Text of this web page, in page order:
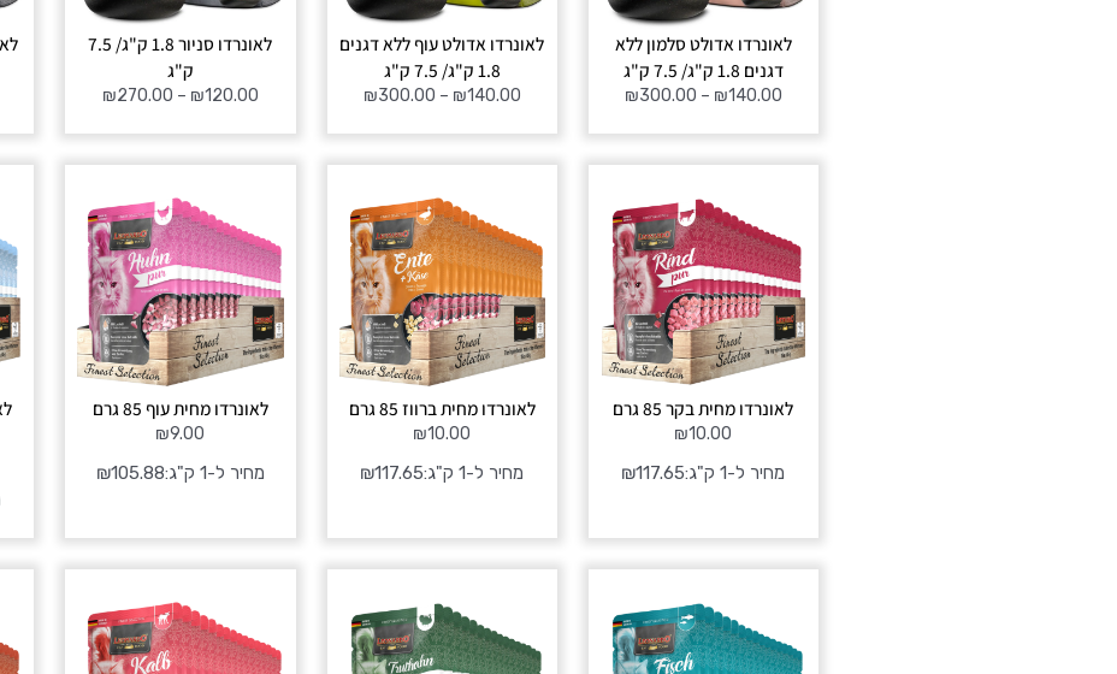
לאונרדו אדולט סלמון ללא
דגנים 1.8 ק"ג/ 7.5 ק"ג
₪140.00
–
₪300.00
לאונרדו אדולט עוף ללא דגנים
1.8 ק"ג/ 7.5 ק"ג
₪140.00
–
₪300.00
לאונרדו סניור 1.8 ק"ג/ 7.5
ק"ג
₪120.00
–
₪270.00
לאונרדו מחית בקר 85 גרם
₪10.00
מחיר ל-1 ק"ג: ₪117.65
לאונרדו מחית ברווז 85 גרם
₪10.00
מחיר ל-1 ק"ג: ₪117.65
לאונרדו מחית עוף 85 גרם
₪9.00
מחיר ל-1 ק"ג: ₪105.88